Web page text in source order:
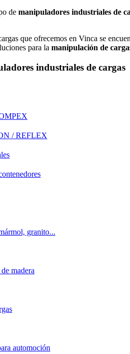
de manipuladores industriales de
que ofrecemos en Vinca se
para la manipulación de
industriales de cargas
/ REFLEX
granito...
madera
automoción